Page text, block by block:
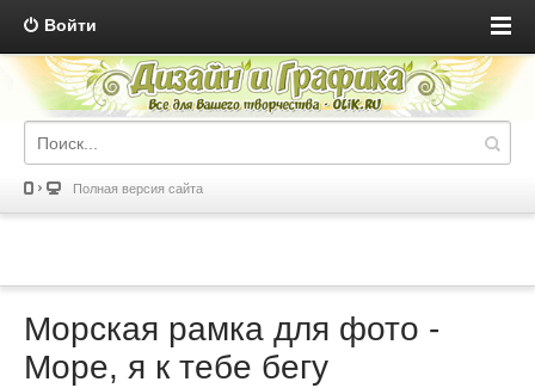
Войти
Полная версия сайта
Морская рамка для фото -
Море, я к тебе бегу